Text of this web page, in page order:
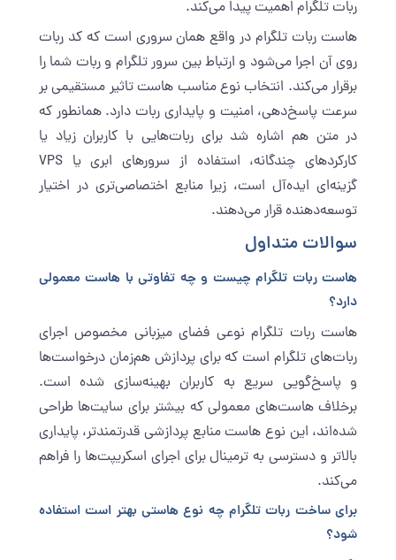
ربات تلگرام اهمیت پیدا می‌کند.
هاست ربات تلگرام در واقع همان سروری است که کد ربات
روی آن اجرا می‌شود و ارتباط بین سرور تلگرام و ربات شما را
برقرار می‌کند. انتخاب نوع مناسب هاست تاثیر مستقیمی بر
سرعت پاسخ‌دهی، امنیت و پایداری ربات دارد. همانطور که
در متن هم اشاره شد برای ربات‌هایی با کاربران زیاد یا
کارکردهای چندگانه، استفاده از سرورهای ابری یا VPS
گزینه‌ای ایده‌آل است، زیرا منابع اختصاصی‌تری در اختیار
توسعه‌دهنده قرار می‌دهند.
سوالات متداول
هاست ربات تلگرام چیست و چه تفاوتی با هاست معمولی
دارد؟
هاست ربات تلگرام نوعی فضای میزبانی مخصوص اجرای
ربات‌های تلگرام است که برای پردازش هم‌زمان درخواست‌ها
و پاسخ‌گویی سریع به کاربران بهینه‌سازی شده است.
برخلاف هاست‌های معمولی که بیشتر برای سایت‌ها طراحی
شده‌اند، این نوع هاست منابع پردازشی قدرتمندتر، پایداری
بالاتر و دسترسی به ترمینال برای اجرای اسکریپت‌ها را فراهم
می‌کند.
برای ساخت ربات تلگرام چه نوع هاستی بهتر است استفاده
شود؟